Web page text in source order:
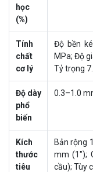
học
(%)
Tính
chất
cơ lý
Độ bền
MPa; Độ
Tỷ trọng
Độ dày
phổ
biến
0.3–1.0
Kích
thước
tiêu
Bản rộng
mm (1″);
cầu); Tùy